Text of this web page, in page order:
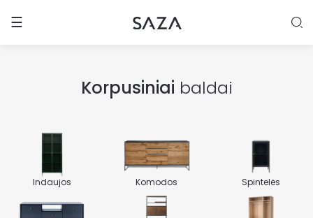
Toggle navigation
☰
Korpusiniai baldai
Indaujos Komodos Spintelės